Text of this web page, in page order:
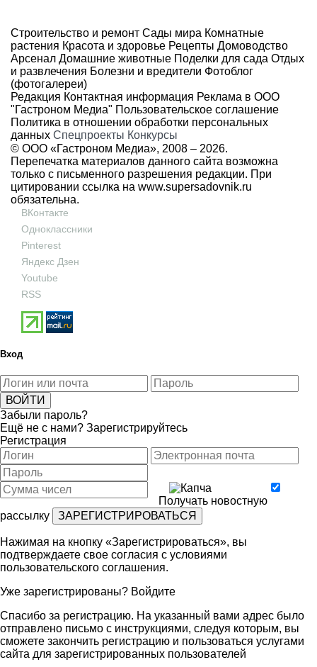
Строительство и ремонт Сады мира Комнатные
растения Красота и здоровье Рецепты Домоводство
Арсенал Домашние животные Поделки для сада Отдых
и развлечения Болезни и вредители Фотоблог
(фотогалереи)
Редакция Контактная информация Реклама в ООО
"Гастроном Медиа" Пользовательское соглашение
Политика в отношении обработки персональных
данных Спецпроекты Конкурсы
© ООО «Гастроном Медиа», 2008 – 2026.
Перепечатка материалов данного сайта возможна
только с письменного разрешения редакции. При
цитировании ссылка на www.supersadovnik.ru
обязательна.
ВКонтакте
Одноклассники
Pinterest
Яндекс Дзен
Youtube
RSS
Вход
Забыли пароль?
Ещё не с нами? Зарегистрируйтесь
Регистрация
Получать новостную
рассылку
Нажимая на кнопку «Зарегистрироваться», вы
подтверждаете свое согласия с условиями
пользовательского соглашения.
Уже зарегистрированы? Войдите
Спасибо за регистрацию. На указанный вами адрес было
отправлено письмо с инструкциями, следуя которым, вы
сможете закончить регистрацию и пользоваться услугами
сайта для зарегистрированных пользователей